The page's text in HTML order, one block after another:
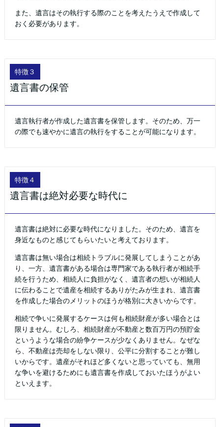
また、遺言はその執行する際のことを考えたうえで作成して
おく必要があります。
特徴３
遺言書の保管
遺言執行者が作成した遺言書を保管します。そのため、万一
の際でも速やかに遺言の執行をすることが可能になります。
特徴４
遺言書は絶対必要な時代に
遺言書は絶対に必要な時代になりました。そのため、遺言を
身近なものと感じてもらいたいと考えております。
遺言書は無い場合は相続トラブルに発展してしまうことがあ
り、一方、遺言書がある場合は専門家である執行者が相続手
続を行うため、相続人に負担がなく、遺言者の想いが相続人
に伝わることで遺産を相続するありがたみが生まれ、遺言書
を作成した場合のメリットのほうが格別に大きいからです。
相続で争いに発展するケースは何も相続財産が多い場合とは
限りません。むしろ、相続財産が不動産と数百万円の預貯金
というような場合の紛争ケースが少なくありません。なぜな
ら、不動産は売却をしない限り、公平に分割することが難し
いからです。遺産がそれほど多くないと思っていても、無用
な争いを避けるためにも遺言書を作成しておいたほうがよい
といえます。